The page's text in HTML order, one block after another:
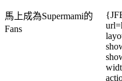
馬上成為Supermami的
Fans